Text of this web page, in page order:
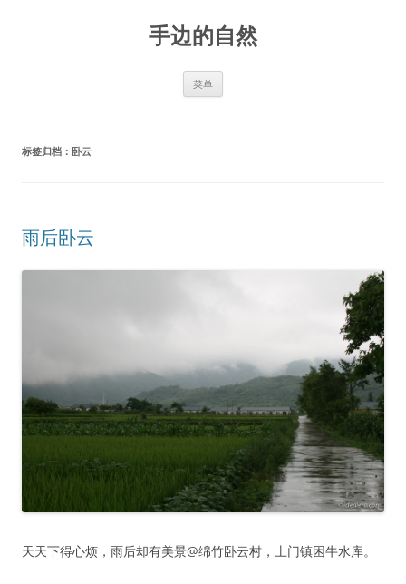
手边的自然
菜单
标签归档： 卧云
雨后卧云
天天下得心烦，雨后却有美景@绵竹卧云村，土门镇困牛水库。